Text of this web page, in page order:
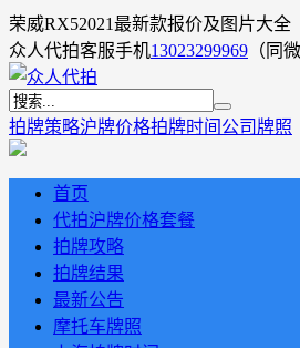
荣威RX52021最新款报价及图片大全
众人代拍客服手机13023299969 （同
拍牌策略沪牌价格拍牌时间 公司牌照
首页
代拍沪牌价格套餐
拍牌攻略
拍牌结果
最新公告
摩托车牌照